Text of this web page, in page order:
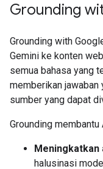
Grounding
Grounding with
Gemini ke konten
semua bahasa yang
memberikan jawaban
sumber yang dapat
Grounding
halusinasi